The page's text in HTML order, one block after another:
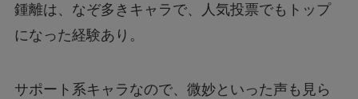
鍾離は、なぞ多きキャラで、人気投票でもトップ
になった経験あり。
サポート系キャラなので、微妙といった声も見ら